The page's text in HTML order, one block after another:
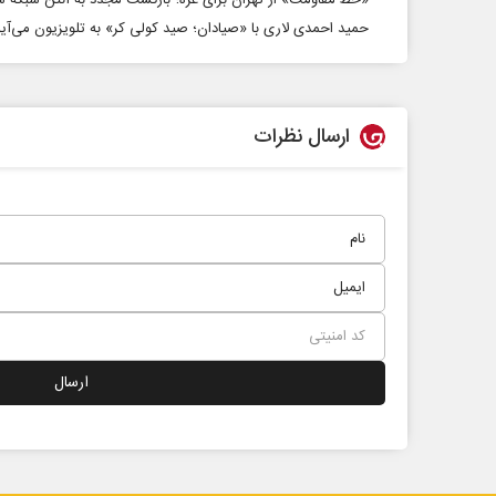
حمید احمدی لاری با «صیادان؛ صید کولی کر» به تلویزیون
ارسال نظرات